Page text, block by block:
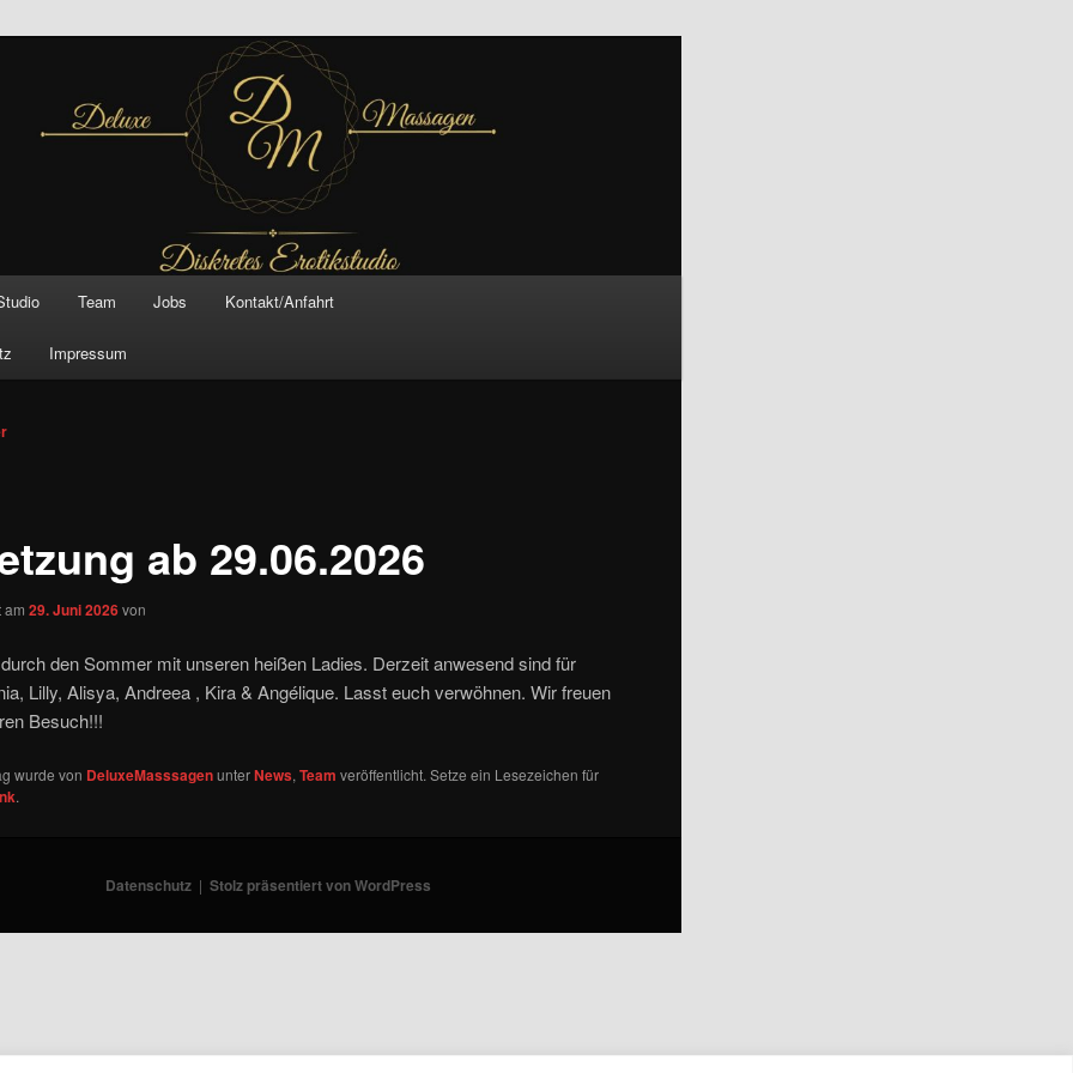
Massagen And
Team Jobs Kontakt/Anfahrt
Impressum
ab 29.06.2026
am29. Juni 2026 von
den Sommer mit unseren heißen Ladies. Derzeit anwesend sind für
Lilly, Alisya, Andreea , Kira & Angélique. Lasst euch verwöhnen. Wir freuen
Besuch!!!
wurde von DeluxeMasssagenunterNews,Team veröffentlicht. Setze ein Lesezeichen für
.
Datenschutz Stolz präsentiert von WordPress